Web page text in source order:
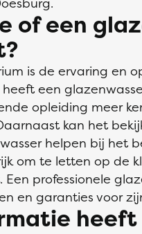
of een
is de ervaring en
een
opleiding meer
kan het
helpen bij het
om te letten op de
professionele
en garanties voor